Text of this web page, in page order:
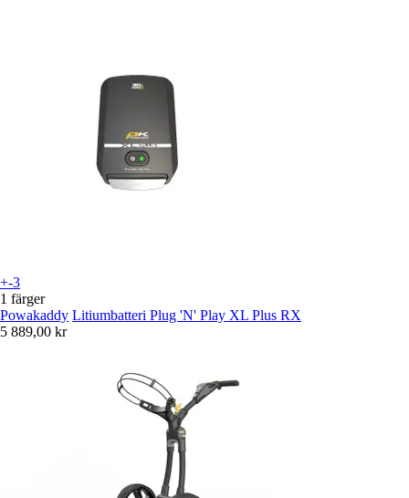
+-3
1 färger
Powakaddy Litiumbatteri Plug 'N' Play XL Plus RX
5 889,00 kr